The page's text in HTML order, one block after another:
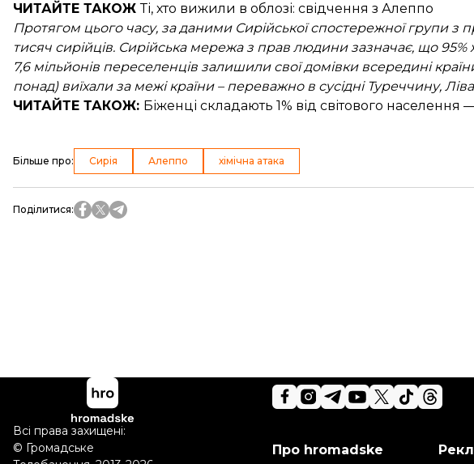
ЧИТАЙТЕ ТАКОЖТі, хто вижили в облозі: свідчення з Алеппо
Протягом цього часу, за даними Сирійської спостережної групи з
тисяч сирійців. Сирійська мережа з прав людини зазначає, що 95%
7,6 мільйонів переселенців залишили свої домівки всередині
понад) виїхали за межі країни – переважно в сусідні Туреччину,
ЧИТАЙТЕ ТАКОЖ: Біженці складають 1% від світового населення
Більше про: Сирія Алеппо хімічна атака
Поділитися:
Про hromadske
Всі права захищені:
© Громадське